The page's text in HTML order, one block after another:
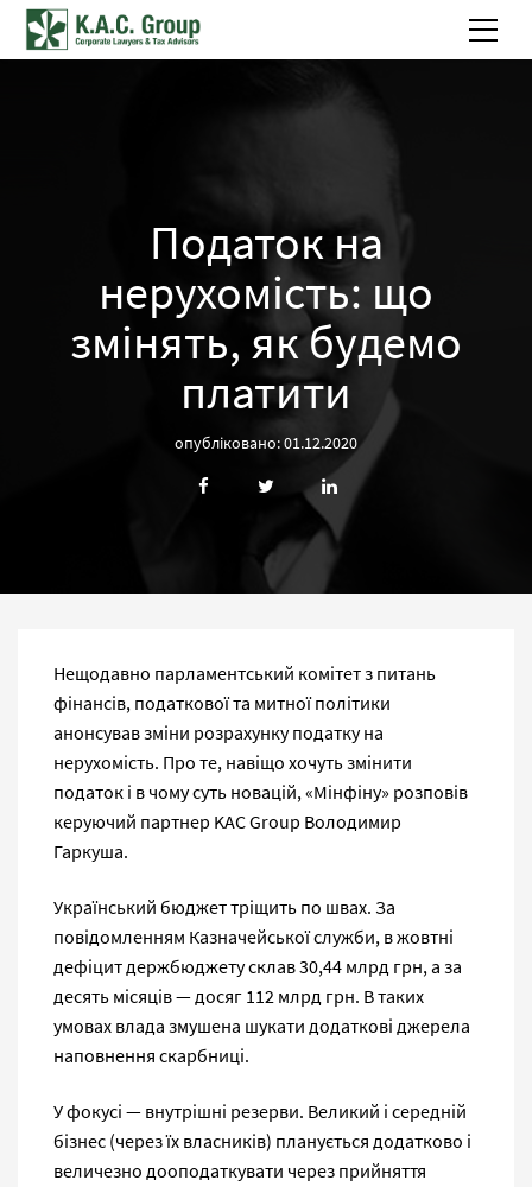
Податок на
нерухомість: що
змінять, як будемо
платити
опубліковано: 01.12.2020
Нещодавно парламентський комітет з питань
фінансів, податкової та митної політики
анонсував зміни розрахунку податку на
нерухомість. Про те, навіщо хочуть змінити
податок і в чому суть новацій, «Мінфіну» розповів
керуючий партнер KAC Group Володимир
Гаркуша.
Український бюджет тріщить по швах. За
повідомленням Казначейської служби, в жовтні
дефіцит держбюджету склав 30,44 млрд грн, а за
десять місяців — досяг 112 млрд грн. В таких
умовах влада змушена шукати додаткові джерела
наповнення скарбниці.
У фокусі — внутрішні резерви. Великий і середній
бізнес (через їх власників) планується додатково і
величезно дооподаткувати через прийняття